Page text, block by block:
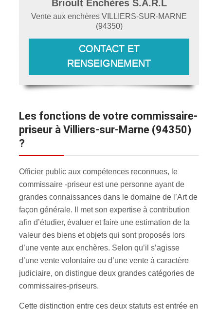
Brioult Enchères S.A.R.L
Vente aux enchères VILLIERS-SUR-MARNE
(94350)
CONTACT ET
RENSEIGNEMENT
Les fonctions de votre commissaire-
priseur à Villiers-sur-Marne (94350)
?
Officier public aux compétences reconnues, le
commissaire -priseur est une personne ayant de
grandes connaissances dans le domaine de l’Art de
façon générale. Il met son expertise à contribution
afin d’étudier, évaluer et faire une estimation de la
valeur des biens et objets qui sont proposés lors
d’une vente aux enchères. Selon qu’il s’agisse
d’une vente volontaire ou d’une vente à caractère
judiciaire, on distingue deux grandes catégories de
commissaires-priseurs.
Cette distinction entre ces deux statuts est entrée en